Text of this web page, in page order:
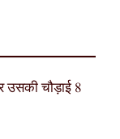
चौड़ाई 8